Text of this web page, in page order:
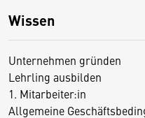
Wissen
Unternehmen gründen
Lehrling ausbilden
1. Mitarbeiter:in
Allgemeine